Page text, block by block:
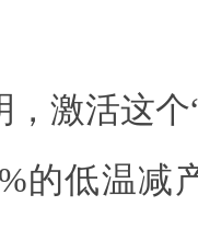
，激活这
的低温减